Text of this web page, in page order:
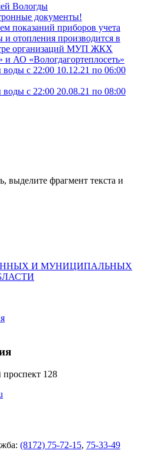
Вологды
документы!
показаний приборов учета
и отопления производится в
организаций МУП ЖКХ
и АО «Вологдагортеплосеть»
с 22:00 10.12.21 по 06:00
с 22:00 20.08.21 по 08:00
выделите фрагмент текста и
проспект 128
(8172) 75-72-15, 75-33-49